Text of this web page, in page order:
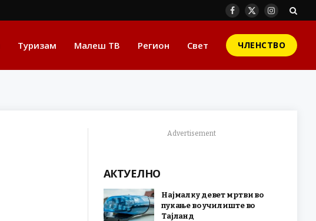
Facebook
X
Instagram
Туризам Малеш ТВ Регион Свет ЧЛЕНСТВО
Advertisement
АКТУЕЛНО
Најмалку девет мртви во
пукање во училиште во
Тајланд